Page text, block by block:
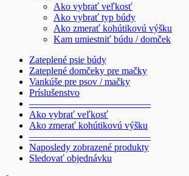
Ako vybrať veľkosť
Ako vybrať typ búdy
Ako zmerať kohútikovú výšku
Kam umiestniť búdu / domček
Zateplené psie búdy
Zateplené domčeky pre mačky
Vankúše pre psov / mačky
Príslušenstvo
————————————–
Ako vybrať veľkosť
Ako zmerať kohútikovú výšku
————————————–
Naposledy zobrazené produkty
Sledovať objednávku